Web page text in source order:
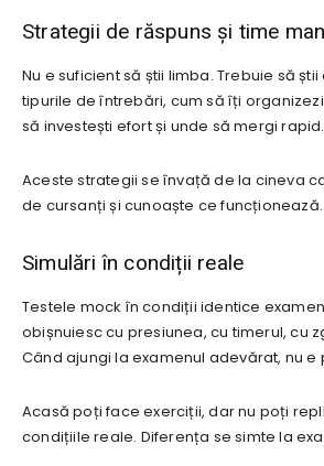
Strategii de răspuns și time
Nu e suficient să știi limba. Trebuie să
tipurile de întrebări, cum să îți
să investești efort și unde să mergi rapid.
Aceste strategii se învață de la cineva
de cursanți și cunoaște ce funcționează.
Simulări în condiții reale
Testele mock în condiții identice
obișnuiesc cu presiunea, cu timerul, cu
Când ajungi la examenul adevărat, nu e
Acasă poți face exerciții, dar nu poți
condițiile reale. Diferența se simte la